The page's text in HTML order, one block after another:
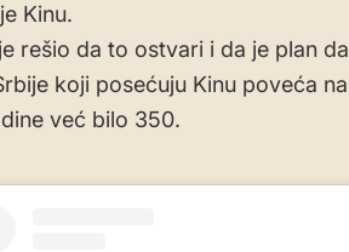
Kinu.
rešio da to ostvari i da je plan
koji posećuju Kinu poveća
već bilo 350.